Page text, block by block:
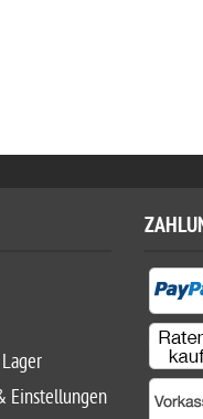
Einstellungen